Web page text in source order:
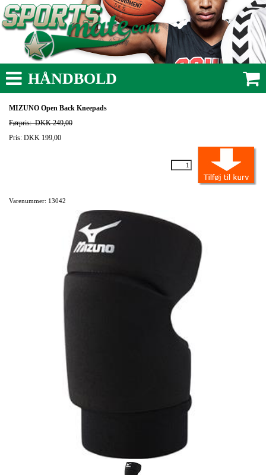
HÅNDBOLD
MIZUNO Open Back Kneepads
Førpris:DKK 249,00
Pris: DKK 199,00
Varenummer: 13042